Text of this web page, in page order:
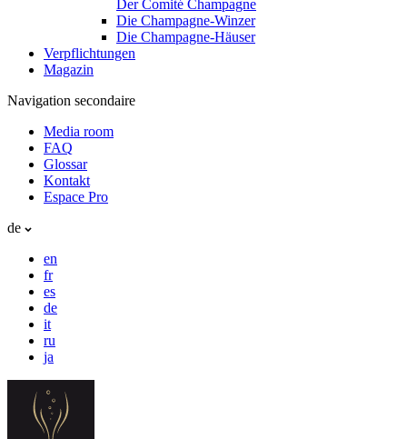
Der Comité Champagne
Die Champagne-Winzer
Die Champagne-Häuser
Verpflichtungen
Magazin
Navigation secondaire
Media room
FAQ
Glossar
Kontakt
Espace Pro
de
en
fr
es
de
it
ru
ja